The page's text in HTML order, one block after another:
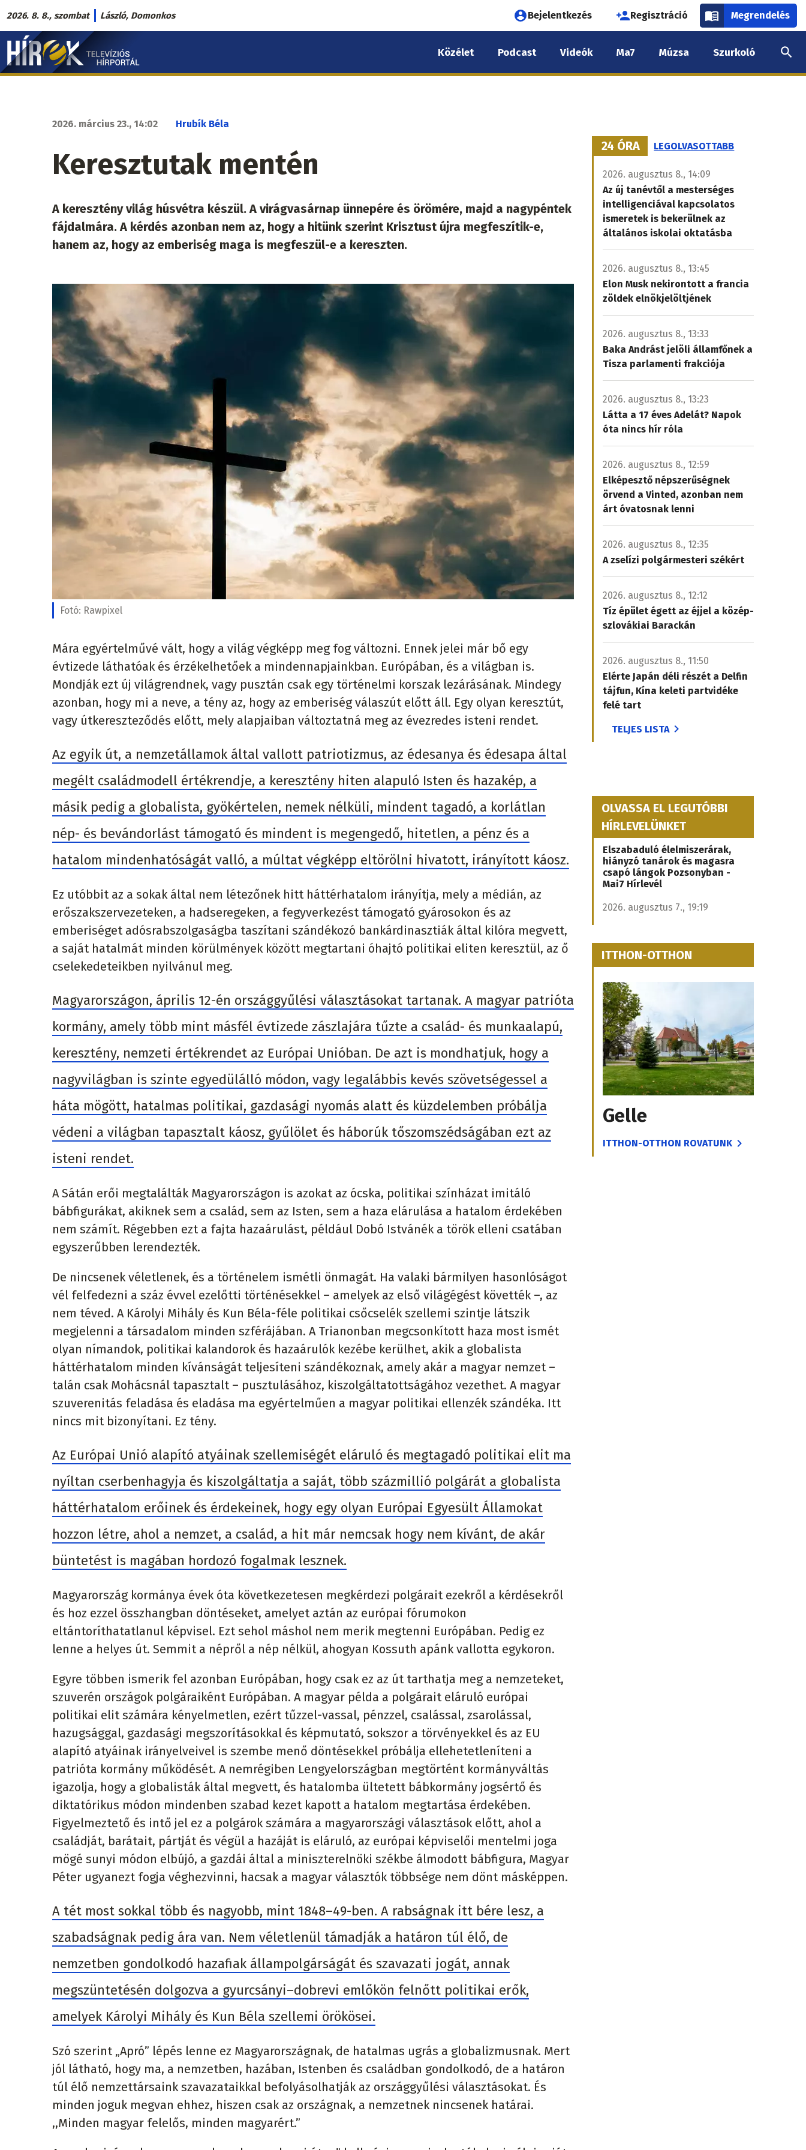
Ugrás
a
tartalomra
2026. 8. 8., szombat László, Domonkos
Felhasználói
fiók
menüje
Bejelentkezés Regisztráció Megrendelés
Hírek.sk
fő
Közélet Podcast Videók Ma7 Múzsa Szurkoló
2026. március 23., 14:02 Hrubík Béla
Keresztutak mentén
A keresztény világ húsvétra készül. A virágvasárnap ünnepére és örömére, majd a nagypéntek
fájdalmára. A kérdés azonban nem az, hogy a hitünk szerint Krisztust újra megfeszítik-e,
hanem az, hogy az emberiség maga is megfeszül-e a kereszten.
Fotó: Rawpixel
Mára egyértelművé vált, hogy a világ végképp meg fog változni. Ennek jelei már bő egy
évtizede láthatóak és érzékelhetőek a mindennapjainkban. Európában, és a világban is.
Mondják ezt új világrendnek, vagy pusztán csak egy történelmi korszak lezárásának. Mindegy
azonban, hogy mi a neve, a tény az, hogy az emberiség válaszút előtt áll. Egy olyan keresztút,
vagy útkereszteződés előtt, mely alapjaiban változtatná meg az évezredes isteni rendet.
Az egyik út, a nemzetállamok által vallott patriotizmus, az édesanya és édesapa által
megélt családmodell értékrendje, a keresztény hiten alapuló Isten és hazakép, a
másik pedig a globalista, gyökértelen, nemek nélküli, mindent tagadó, a korlátlan
nép- és bevándorlást támogató és mindent is megengedő, hitetlen, a pénz és a
hatalom mindenhatóságát valló, a múltat végképp eltörölni hivatott, irányított káosz.
Ez utóbbit az a sokak által nem létezőnek hitt háttérhatalom irányítja, mely a médián, az
erőszakszervezeteken, a hadseregeken, a fegyverkezést támogató gyárosokon és az
emberiséget adósrabszolgaságba taszítani szándékozó bankárdinasztiák által kilóra megvett,
a saját hatalmát minden körülmények között megtartani óhajtó politikai eliten keresztül, az ő
cselekedeteikben nyilvánul meg.
Magyarországon, április 12-én országgyűlési választásokat tartanak. A magyar patrióta
kormány, amely több mint másfél évtizede zászlajára tűzte a család- és munkaalapú,
keresztény, nemzeti értékrendet az Európai Unióban. De azt is mondhatjuk, hogy a
nagyvilágban is szinte egyedülálló módon, vagy legalábbis kevés szövetségessel a
háta mögött, hatalmas politikai, gazdasági nyomás alatt és küzdelemben próbálja
védeni a világban tapasztalt káosz, gyűlölet és háborúk tőszomszédságában ezt az
isteni rendet.
A Sátán erői megtalálták Magyarországon is azokat az ócska, politikai színházat imitáló
bábfigurákat, akiknek sem a család, sem az Isten, sem a haza elárulása a hatalom érdekében
nem számít. Régebben ezt a fajta hazaárulást, például Dobó Istvánék a török elleni csatában
egyszerűbben lerendezték.
De nincsenek véletlenek, és a történelem ismétli önmagát. Ha valaki bármilyen hasonlóságot
vél felfedezni a száz évvel ezelőtti történésekkel – amelyek az első világégést követték –, az
nem téved. A Károlyi Mihály és Kun Béla-féle politikai csőcselék szellemi szintje látszik
megjelenni a társadalom minden szférájában. A Trianonban megcsonkított haza most ismét
olyan nímandok, politikai kalandorok és hazaárulók kezébe kerülhet, akik a globalista
háttérhatalom minden kívánságát teljesíteni szándékoznak, amely akár a magyar nemzet –
talán csak Mohácsnál tapasztalt – pusztulásához, kiszolgáltatottságához vezethet. A magyar
szuverenitás feladása és eladása ma egyértelműen a magyar politikai ellenzék szándéka. Itt
nincs mit bizonyítani. Ez tény.
Az Európai Unió alapító atyáinak szellemiségét eláruló és megtagadó politikai elit ma
nyíltan cserbenhagyja és kiszolgáltatja a saját, több százmillió polgárát a globalista
háttérhatalom erőinek és érdekeinek, hogy egy olyan Európai Egyesült Államokat
hozzon létre, ahol a nemzet, a család, a hit már nemcsak hogy nem kívánt, de akár
büntetést is magában hordozó fogalmak lesznek.
Magyarország kormánya évek óta következetesen megkérdezi polgárait ezekről a kérdésekről
és hoz ezzel összhangban döntéseket, amelyet aztán az európai fórumokon
eltántoríthatatlanul képvisel. Ezt sehol máshol nem merik megtenni Európában. Pedig ez
lenne a helyes út. Semmit a népről a nép nélkül, ahogyan Kossuth apánk vallotta egykoron.
Egyre többen ismerik fel azonban Európában, hogy csak ez az út tarthatja meg a nemzeteket,
szuverén országok polgáraiként Európában. A magyar példa a polgárait eláruló európai
politikai elit számára kényelmetlen, ezért tűzzel-vassal, pénzzel, csalással, zsarolással,
hazugsággal, gazdasági megszorításokkal és képmutató, sokszor a törvényekkel és az EU
alapító atyáinak irányelveivel is szembe menő döntésekkel próbálja ellehetetleníteni a
patrióta kormány működését. A nemrégiben Lengyelországban megtörtént kormányváltás
igazolja, hogy a globalisták által megvett, és hatalomba ültetett bábkormány jogsértő és
diktatórikus módon mindenben szabad kezet kapott a hatalom megtartása érdekében.
Figyelmeztető és intő jel ez a polgárok számára a magyarországi választások előtt, ahol a
családját, barátait, pártját és végül a hazáját is eláruló, az európai képviselői mentelmi joga
mögé sunyi módon elbújó, a gazdái által a miniszterelnöki székbe álmodott bábfigura, Magyar
Péter ugyanezt fogja véghezvinni, hacsak a magyar választók többsége nem dönt másképpen.
A tét most sokkal több és nagyobb, mint 1848–49-ben. A rabságnak itt bére lesz, a
szabadságnak pedig ára van. Nem véletlenül támadják a határon túl élő, de
nemzetben gondolkodó hazafiak állampolgárságát és szavazati jogát, annak
megszüntetésén dolgozva a gyurcsányi–dobrevi emlőkön felnőtt politikai erők,
amelyek Károlyi Mihály és Kun Béla szellemi örökösei.
Szó szerint „Apró” lépés lenne ez Magyarországnak, de hatalmas ugrás a globalizmusnak. Mert
jól látható, hogy ma, a nemzetben, hazában, Istenben és családban gondolkodó, de a határon
túl élő nemzettársaink szavazataikkal befolyásolhatják az országgyűlési választásokat. És
minden joguk megvan ehhez, hiszen csak az országnak, a nemzetnek nincsenek határai.
,,Minden magyar felelős, minden magyarért.”
24 ÓRA LEGOLVASOTTABB
2026. augusztus 8., 14:09
Az új tanévtől a mesterséges
intelligenciával kapcsolatos
ismeretek is bekerülnek az
általános iskolai oktatásba
2026. augusztus 8., 13:45
Elon Musk nekirontott a francia
zöldek elnökjelöltjének
2026. augusztus 8., 13:33
Baka Andrást jelöli államfőnek a
Tisza parlamenti frakciója
2026. augusztus 8., 13:23
Látta a 17 éves Adelát? Napok
óta nincs hír róla
2026. augusztus 8., 12:59
Elképesztő népszerűségnek
örvend a Vinted, azonban nem
árt óvatosnak lenni
2026. augusztus 8., 12:35
A zselízi polgármesteri székért
2026. augusztus 8., 12:12
Tíz épület égett az éjjel a közép-
szlovákiai Barackán
2026. augusztus 8., 11:50
Elérte Japán déli részét a Delfin
tájfun, Kína keleti partvidéke
felé tart
TELJES LISTA
OLVASSA EL LEGUTÓBBI
HÍRLEVELÜNKET
Elszabaduló élelmiszerárak,
hiányzó tanárok és magasra
csapó lángok Pozsonyban -
Mai7 Hírlevél
2026. augusztus 7., 19:19
ITTHON-OTTHON
Gelle
ITTHON-OTTHON ROVATUNK